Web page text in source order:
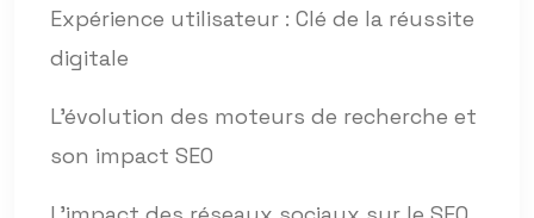
Expérience utilisateur : Clé de la réussite
digitale
L’évolution des moteurs de recherche et
son impact SEO